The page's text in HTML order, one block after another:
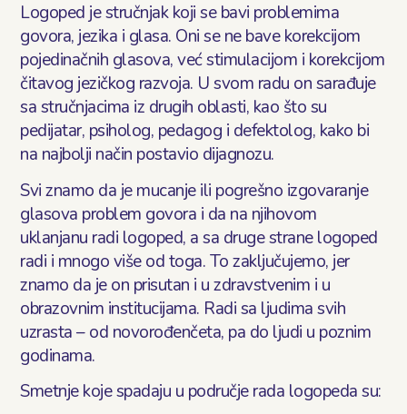
Logoped je stručnjak koji se bavi problemima
govora, jezika i glasa. Oni se ne bave korekcijom
pojedinačnih glasova, već stimulacijom i korekcijom
čitavog jezičkog razvoja. U svom radu on sarađuje
sa stručnjacima iz drugih oblasti, kao što su
pedijatar, psiholog, pedagog i defektolog, kako bi
na najbolji način postavio dijagnozu.
Svi znamo da je mucanje ili pogrešno izgovaranje
glasova problem govora i da na njihovom
uklanjanu radi logoped, a sa druge strane logoped
radi i mnogo više od toga. To zaključujemo, jer
znamo da je on prisutan i u zdravstvenim i u
obrazovnim institucijama. Radi sa ljudima svih
uzrasta – od novorođenčeta, pa do ljudi u poznim
godinama.
Smetnje koje spadaju u područje rada logopeda su: